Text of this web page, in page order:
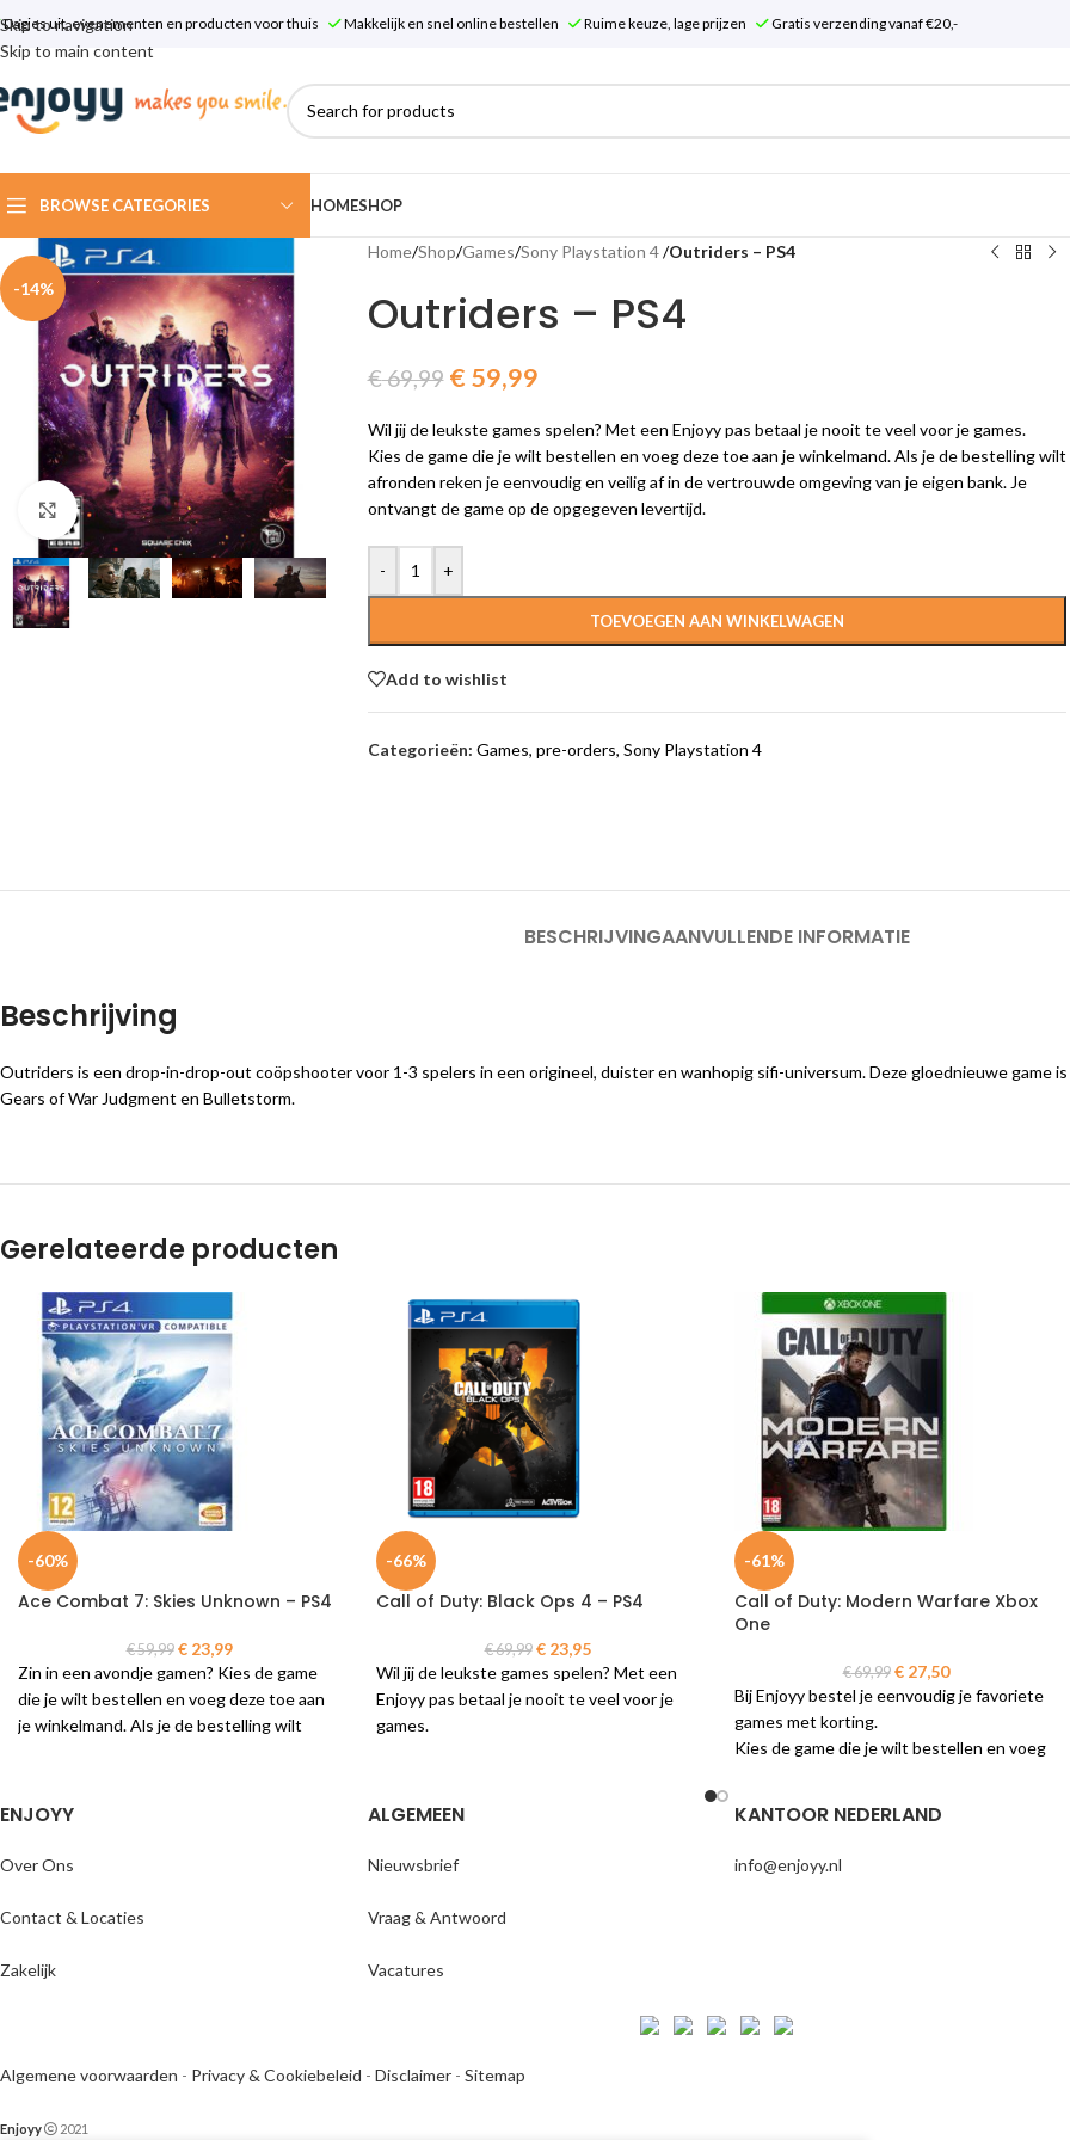
Skip to navigation
Skip to main content
Dagjes uit, evenementen en producten voor thuis Makkelijk en snel online bestellen Ruime keuze, lage prijzen Gratis verzending vanaf €20,-
BROWSE CATEGORIES HOMESHOP
-14%
Click to enlarge
Home/Shop/Games/Sony Playstation 4/Outriders – PS4
Outriders – PS4
€69,99 € 59,99
Wil jij de leukste games spelen? Met een Enjoyy pas betaal je nooit te veel voor je games.
Kies de game die je wilt bestellen en voeg deze toe aan je winkelmand. Als je de bestelling wilt
afronden reken je eenvoudig en veilig af in de vertrouwde omgeving van je eigen bank. Je
ontvangt de game op de opgegeven levertijd.
- +
TOEVOEGEN AAN WINKELWAGEN
Add to wishlist
Categorieën: Games, pre-orders, Sony Playstation 4
BESCHRIJVINGAANVULLENDE INFORMATIE
Beschrijving
Outriders is een drop-in-drop-out coöpshooter voor 1-3 spelers in een origineel, duister en wanhopig sifi-universum. Deze gloednieuwe game is
Gears of War Judgment en Bulletstorm.
Gerelateerde producten
-60%
Ace Combat 7: Skies Unknown – PS4
€59,99 €23,99
Zin in een avondje gamen? Kies de game
die je wilt bestellen en voeg deze toe aan
je winkelmand. Als je de bestelling wilt
eigen bank. Je ontvangt je bestelling
-66%
Call of Duty: Black Ops 4 – PS4
€69,99 €23,95
Wil jij de leukste games spelen? Met een
Enjoyy pas betaal je nooit te veel voor je
games.
bestelling wilt afronden reken je eenvoudig
je eigen bank. Je ontvangt de game op de
-61%
Call of Duty: Modern Warfare Xbox
One
€69,99 €27,50
Bij Enjoyy bestel je eenvoudig je favoriete
games met korting.
Kies de game die je wilt bestellen en voeg
en veilig af in de vertrouwde omgeving van
opgegeven levertijd.
ENJOYY
Over Ons
Contact & Locaties
Zakelijk
ALGEMEEN
Nieuwsbrief
Vraag & Antwoord
Vacatures
KANTOOR NEDERLAND
info@enjoyy.nl
Algemene voorwaarden - Privacy & Cookiebeleid - Disclaimer - Sitemap
Enjoyy 2021